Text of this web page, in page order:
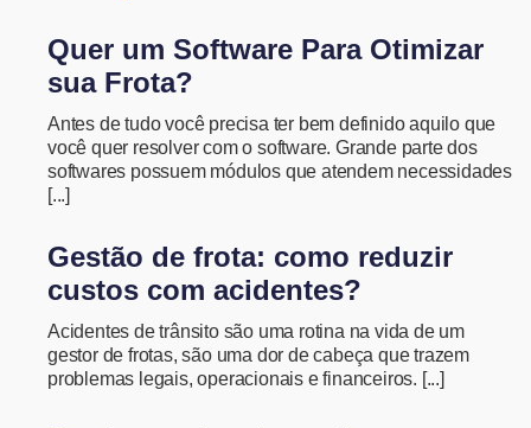
Quer um Software Para Otimizar
sua Frota?
Antes de tudo você precisa ter bem definido aquilo que
você quer resolver com o software. Grande parte dos
softwares possuem módulos que atendem necessidades
[...]
Gestão de frota: como reduzir
custos com acidentes?
Acidentes de trânsito são uma rotina na vida de um
gestor de frotas, são uma dor de cabeça que trazem
problemas legais, operacionais e financeiros. [...]